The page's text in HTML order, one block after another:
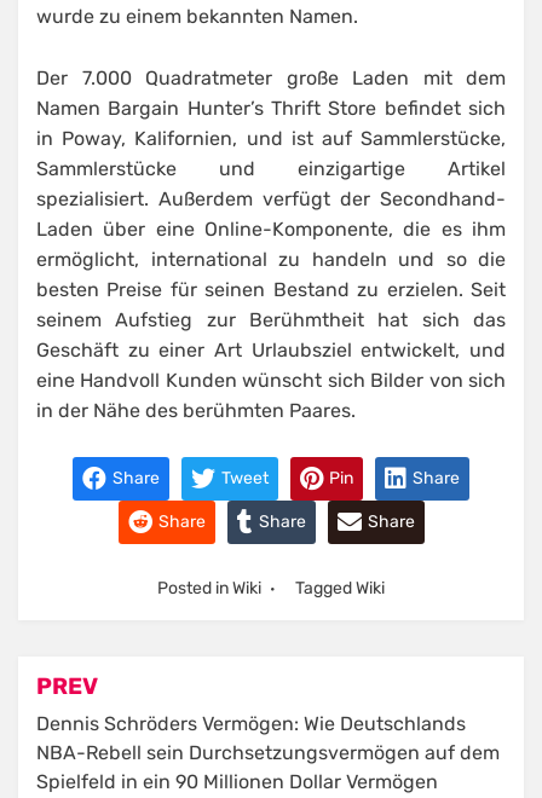
wurde zu einem bekannten Namen.
Der 7.000 Quadratmeter große Laden mit dem
Namen Bargain Hunter’s Thrift Store befindet sich
in Poway, Kalifornien, und ist auf Sammlerstücke,
Sammlerstücke und einzigartige Artikel
spezialisiert. Außerdem verfügt der Secondhand-
Laden über eine Online-Komponente, die es ihm
ermöglicht, international zu handeln und so die
besten Preise für seinen Bestand zu erzielen. Seit
seinem Aufstieg zur Berühmtheit hat sich das
Geschäft zu einer Art Urlaubsziel entwickelt, und
eine Handvoll Kunden wünscht sich Bilder von sich
in der Nähe des berühmten Paares.
Share Tweet Pin Share
Share Share Share
Posted inWiki TaggedWiki
Post
navigation
PREV
Dennis Schröders Vermögen: Wie Deutschlands
NBA-Rebell sein Durchsetzungsvermögen auf dem
Spielfeld in ein 90 Millionen Dollar Vermögen